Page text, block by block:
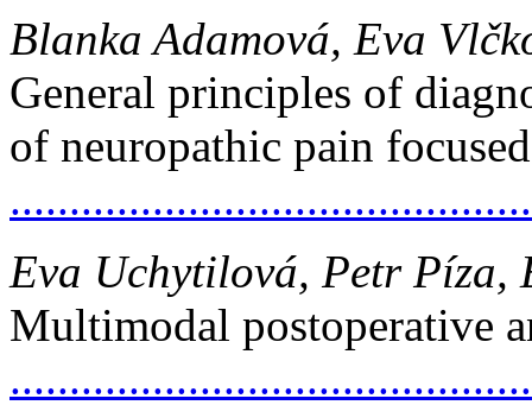
Blanka Adamová, Eva
General principles of
of neuropathic pain
Eva Uchytilová, Petr Píza,
Multimodal postoperative